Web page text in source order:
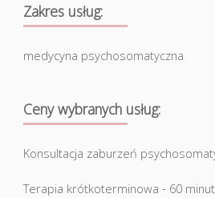
Zakres usług:
medycyna psychosomatyczna
Ceny wybranych usług:
Konsultacja zaburzeń
Terapia krótkoterminowa - 60